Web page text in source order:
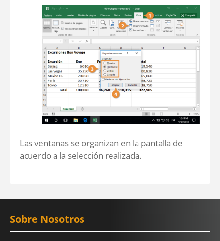
Las ventanas se organizan en la pantalla de
acuerdo a la selección realizada.
Sobre Nosotros